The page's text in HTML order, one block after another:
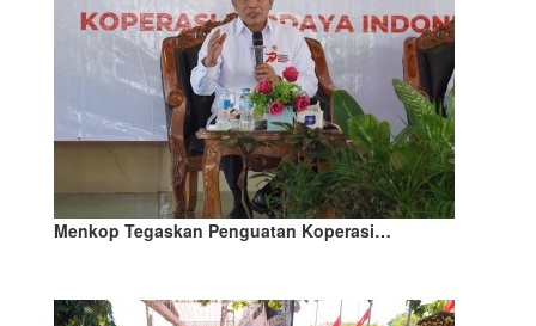
Menkop Tegaskan Penguatan Koperasi…